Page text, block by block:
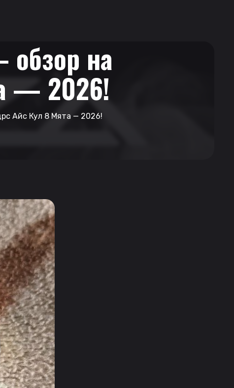
обзор на
— 2026!
Айс Кул 8 Мята — 2026!